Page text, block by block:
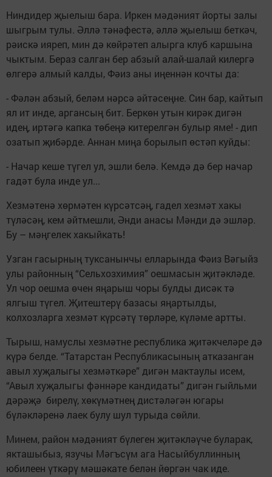
Ниндидер җыелыш бара. Иркен мәдәният йорты залы
шыгрым тулы. Әллә тәнәфестә, әллә җыелыш беткәч,
рәискә ияреп, мин дә көйрәтеп алырга клуб каршына
чыктым. Бераз салган бер абзый алай-шалай килергә
өлгерә алмый калды, Фәиз аны иңеннән кочты да:
- Фәлән абзый, беләм нәрсә әйтәсеңне. Син бар, кайтып
ял ит инде, аргансың бит. Беркөн утын кирәк дигән
идең, иртәгә капка төбеңә китерелгән булыр яме! - дип
озатып җибәрде. Аннан миңа борылып өстәп куйды:
- Начар кеше түгел ул, эшли белә. Кемдә дә бер начар
гадәт була инде ул...
Хезмәтенә хөрмәтен күрсәтсәң, гадел хезмәт хакы
түләсәң, кем әйтмешли, Әнди анасы Мәнди дә эшләр.
Бу – мәңгелек хакыйкать!
Узган гасырның туксанынчы елларында Фәиз Вәгыйз
улы районның “Сельхозхимия” оешмасын җитәкләде.
Ул чор оешма өчен яңарыш чоры булды дисәк тә
ялгыш түгел. Җитештерү базасы яңартылды,
колхозларга хезмәт күрсәтү төрләре, күләме артты.
Тырыш, намуслы хезмәтне республика җитәкчеләре дә
күрә белде. “Татарстан Республикасының атказанган
авыл хуҗалыгы хезмәткәре” дигән мактаулы исем,
“Авыл хуҗалыгы фәннәре кандидаты” дигән гыйльми
дәрәҗә бирелү, хөкүмәтнең дистәләгән югары
бүләкләренә лаек булу шул турыда сөйли.
Минем, район мәдәният бүлеген җитәкләүче буларак,
якташыбыз, язучы Мәгъсүм ага Насыйбуллинның
юбилеен үткәрү мәшәкате белән йөргән чак иде.